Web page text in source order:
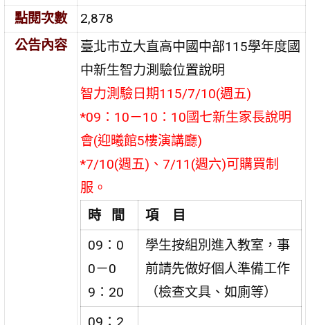
點閱次數
2,878
公告內容
臺北市立大直高中國中部115學年度國
中新生智力測驗位置說明
智力測驗日期115/7/10(週五)
*09：10－10：10國七新生家長說明
會(迎曦館5樓演講廳)
*7/10(週五)、7/11(週六)可購買制
服。
時 間
項 目
09：0
0－0
9：20
學生按組別進入教室，事
前請先做好個人準備工作
（檢查文具、如廁等）